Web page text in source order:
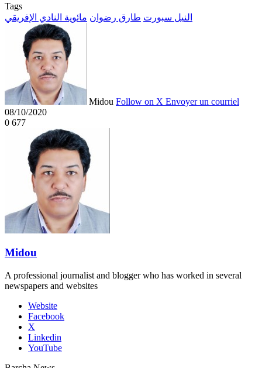
Tags
النيل سبورت طارق رضوان مائوية النادي الإفريقي
Midou Follow on X Envoyer un courriel
08/10/2020
0 677
Midou
A professional journalist and blogger who has worked in several
newspapers and websites
Website
Facebook
X
Linkedin
YouTube